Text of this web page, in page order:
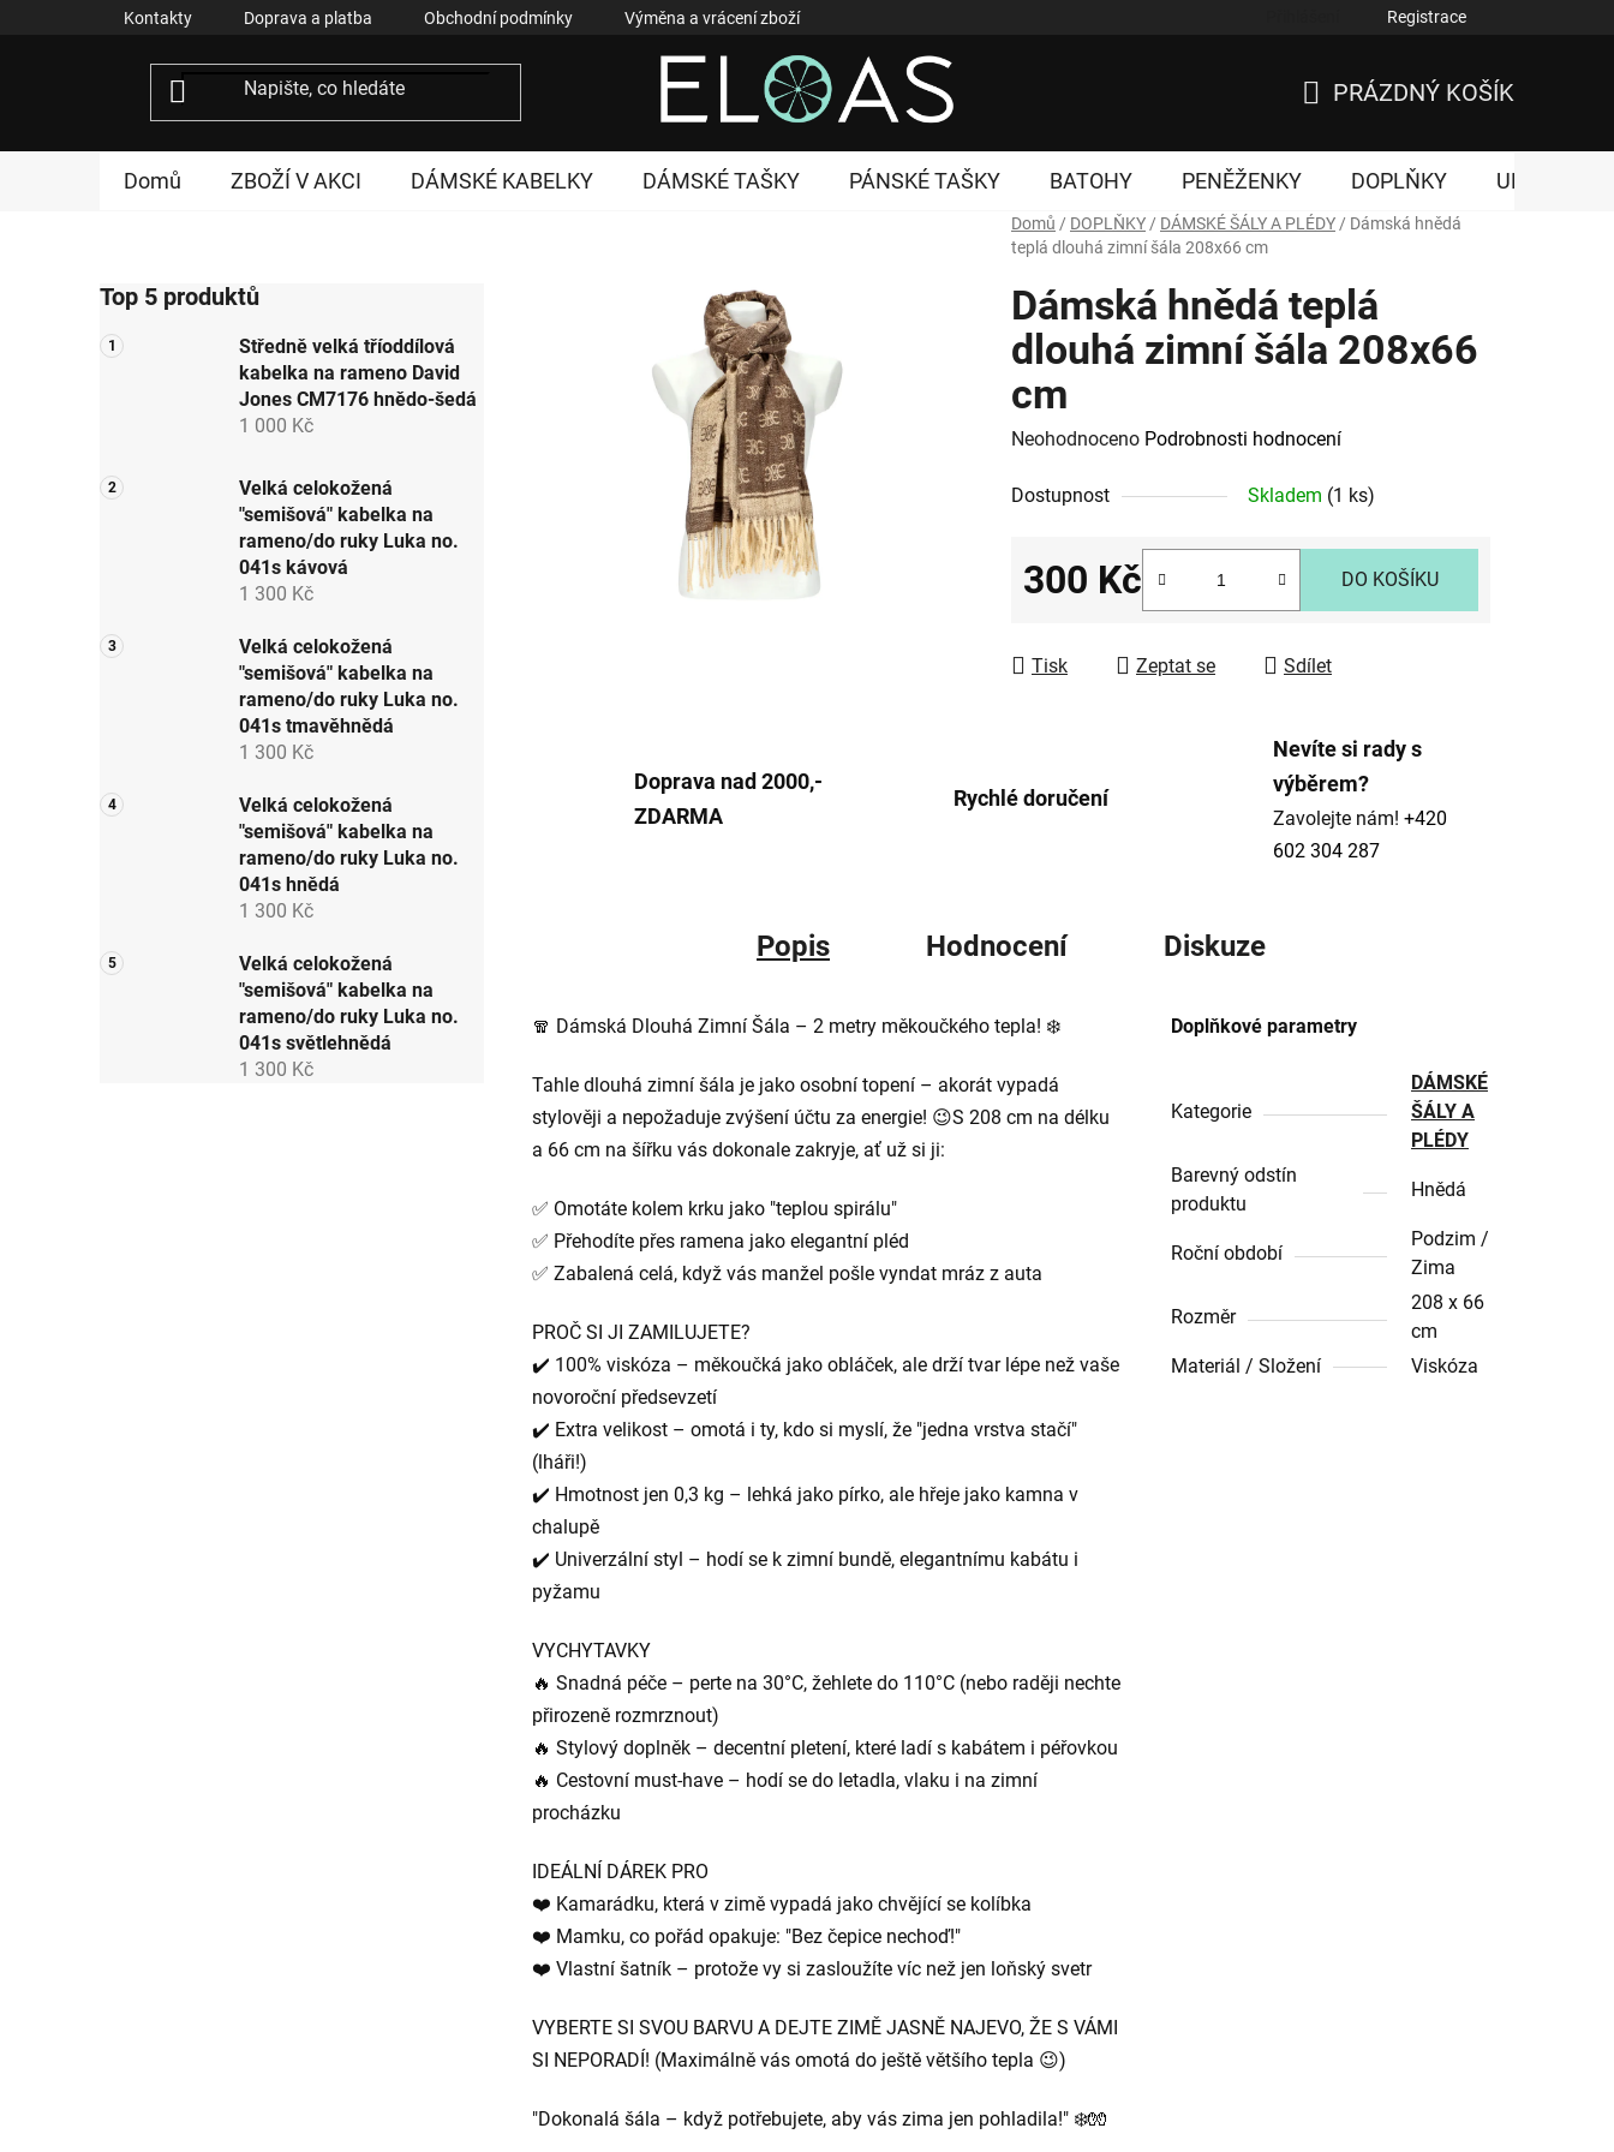
Kontakty Doprava a platba Obchodní podmínky Výměna a vrácení zboží Registrace
KOŠÍK
PRÁZDNÝ KOŠÍK
Domů ZBOŽÍ V AKCI DÁMSKÉ KABELKY DÁMSKÉ TAŠKY PÁNSKÉ TAŠKY BATOHY PENĚŽENKY DOPLŇKY UNISEX
Domů / DOPLŇKY / DÁMSKÉ ŠÁLY A PLÉDY / Dámská hnědá
teplá dlouhá zimní šála 208x66 cm
o
s
t
n
e
Top 5 produktů
Středně velká tříoddílová
kabelka na rameno David
Jones CM7176 hnědo-šedá
1 000 Kč
Velká celokožená
"semišová" kabelka na
rameno/do ruky Luka no.
041s kávová
1 300 Kč
Velká celokožená
"semišová" kabelka na
rameno/do ruky Luka no.
041s tmavěhnědá
1 300 Kč
Velká celokožená
"semišová" kabelka na
rameno/do ruky Luka no.
041s hnědá
1 300 Kč
Velká celokožená
"semišová" kabelka na
rameno/do ruky Luka no.
041s světlehnědá
1 300 Kč
Dámská hnědá teplá
dlouhá zimní šála 208x66
cm
Průměrné
produktu
0,0
hvězdiček.
Neohodnoceno Podrobnosti hodnocení
Dostupnost Skladem (1 ks)
300 Kč DO KOŠÍKU
Tisk Zeptat se Sdílet
Doprava nad 2000,-
ZDARMA
Rychlé doručení
Nevíte si rady s
výběrem?
Zavolejte nám! +420
602 304 287
Popis Hodnocení Diskuze
🧣 Dámská Dlouhá Zimní Šála – 2 metry měkoučkého tepla! ❄️
Tahle dlouhá zimní šála je jako osobní topení – akorát vypadá
stylověji a nepožaduje zvýšení účtu za energie! 😉S 208 cm na délku
a 66 cm na šířku vás dokonale zakryje, ať už si ji:
✅ Omotáte kolem krku jako "teplou spirálu"
✅ Přehodíte přes ramena jako elegantní pléd
✅ Zabalená celá, když vás manžel pošle vyndat mráz z auta
PROČ SI JI ZAMILUJETE?
✔️ 100% viskóza – měkoučká jako obláček, ale drží tvar lépe než vaše
novoroční předsevzetí
✔️ Extra velikost – omotá i ty, kdo si myslí, že "jedna vrstva stačí"
(lháři!)
✔️ Hmotnost jen 0,3 kg – lehká jako pírko, ale hřeje jako kamna v
chalupě
✔️ Univerzální styl – hodí se k zimní bundě, elegantnímu kabátu i
pyžamu
VYCHYTAVKY
🔥 Snadná péče – perte na 30°C, žehlete do 110°C (nebo raději nechte
přirozeně rozmrznout)
🔥 Stylový doplněk – decentní pletení, které ladí s kabátem i péřovkou
🔥 Cestovní must-have – hodí se do letadla, vlaku i na zimní
procházku
IDEÁLNÍ DÁREK PRO
❤️ Kamarádku, která v zimě vypadá jako chvějící se kolíbka
❤️ Mamku, co pořád opakuje: "Bez čepice nechoď!"
❤️ Vlastní šatník – protože vy si zasloužíte víc než jen loňský svetr
VYBERTE SI SVOU BARVU A DEJTE ZIMĚ JASNĚ NAJEVO, ŽE S VÁMI
SI NEPORADÍ! (Maximálně vás omotá do ještě většího tepla 😉)
"Dokonalá šála – když potřebujete, aby vás zima jen pohladila!" ❄️🧤
Doplňkové parametry
Kategorie
DÁMSKÉ
ŠÁLY A
PLÉDY
Barevný odstín
produktu
Hnědá
Roční období
Podzim /
Zima
Rozměr
208 x 66
cm
Materiál / Složení
Viskóza